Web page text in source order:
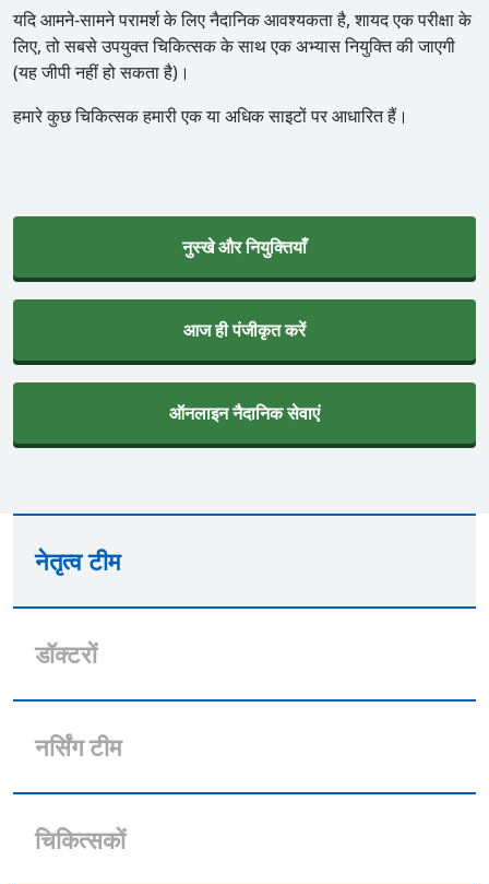
यदि आमने-सामने परामर्श के लिए नैदानिक आवश्यकता है, शायद एक परीक्षा के
लिए, तो सबसे उपयुक्त चिकित्सक के साथ एक अभ्यास नियुक्ति की जाएगी
(यह जीपी नहीं हो सकता है)।
हमारे कुछ चिकित्सक हमारी एक या अधिक साइटों पर आधारित हैं।
नुस्खे और नियुक्तियाँ
आज ही पंजीकृत करें
ऑनलाइन नैदानिक सेवाएं
नेतृत्व टीम
डॉक्टरों
नर्सिंग टीम
चिकित्सकों